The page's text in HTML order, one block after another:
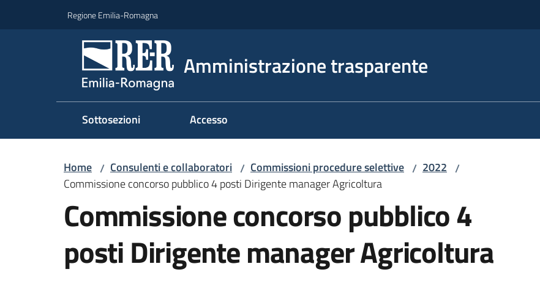
Regione Emilia-Romagna
Amministrazione trasparente
Sottosezioni Accesso
Home / Consulenti e collaboratori / Commissioni procedure selettive / 2022 /
Commissione concorso pubblico 4 posti Dirigente manager Agricoltura
Commissione concorso pubblico 4
posti Dirigente manager Agricoltura